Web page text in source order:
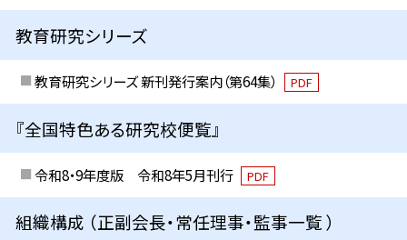
教育研究シリーズ
教育研究シリーズ 新刊発行案内（第64集） PDF
『全国特色ある研究校便覧』
令和8・9年度版 令和8年5月刊行 PDF
組織構成 （正副会長・常任理事・監事一覧 ）